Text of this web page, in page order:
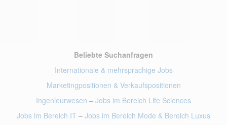
Beliebte Suchanfragen
Internationale & mehrsprachige Jobs
Marketingpositionen & Verkaufspositionen
Ingenieurwesen – Jobs im Bereich Life Sciences
Jobs im Bereich IT – Jobs im Bereich Mode & Bereich Luxus